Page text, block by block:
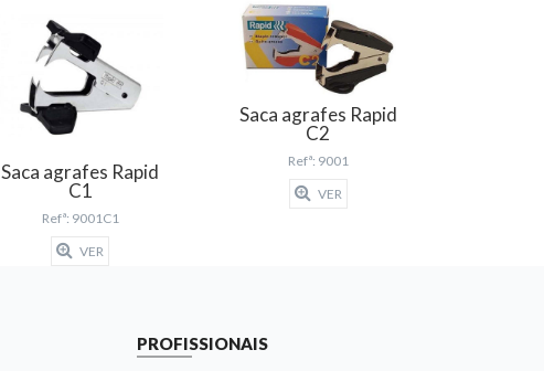
Saca agrafes Rapid
C1
Refª: 9001C1
VER
Saca agrafes Rapid
C2
Refª: 9001
VER
PROFISSIONAIS